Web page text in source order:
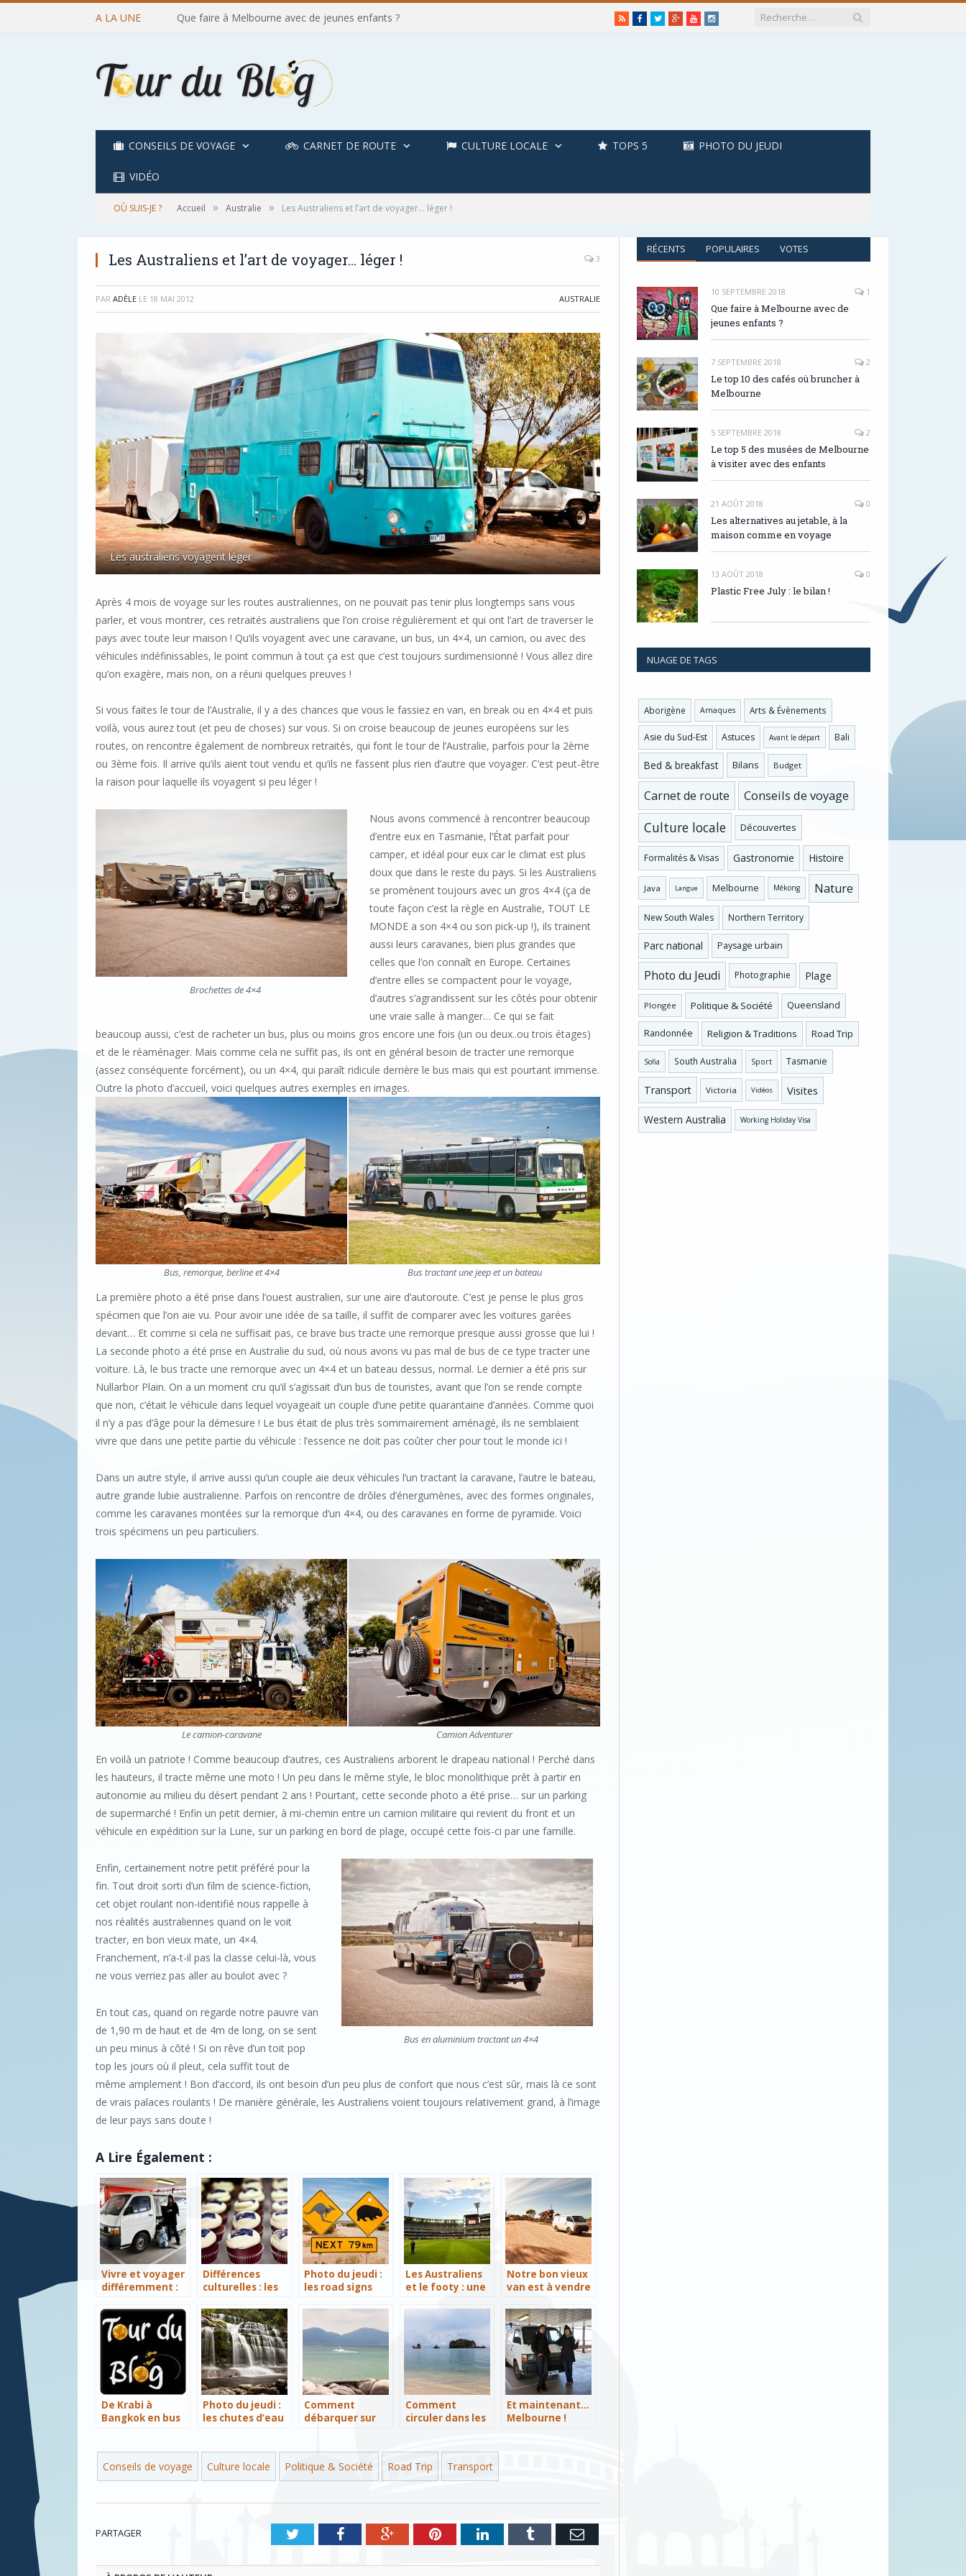
A LA UNE Que faire à Melbourne avec de jeunes enfants ? RSSFacebook
TwitterGoogle+YoutubeInstagram
CONSEILS DE VOYAGE CARNET DE ROUTE CULTURE LOCALE TOPS 5 PHOTO DU JEUDI
VIDÉO
OÙ SUIS-JE ? Accueil » Australie » Les Australiens et l’art de voyager… léger !
Les Australiens et l’art de voyager… léger ! 3
PAR ADÈLE LE 18 MAI 2012 AUSTRALIE
Les australiens voyagent léger
Après 4 mois de voyage sur les routes australiennes, on ne pouvait pas tenir plus longtemps sans vous
parler, et vous montrer, ces retraités australiens que l’on croise régulièrement et qui ont l’art de traverser le
pays avec toute leur maison ! Qu’ils voyagent avec une caravane, un bus, un 4×4, un camion, ou avec des
véhicules indéfinissables, le point commun à tout ça est que c’est toujours surdimensionné ! Vous allez dire
qu’on exagère, mais non, on a réuni quelques preuves !
Si vous faites le tour de l’Australie, il y a des chances que vous le fassiez en van, en break ou en 4×4 et puis
voilà, vous aurez tout (et peu de choses) sur vous. Si on croise beaucoup de jeunes européens sur les
routes, on rencontre également de nombreux retraités, qui font le tour de l’Australie, parfois pour la 2ème
ou 3ème fois. Il arrive qu’ils aient tout vendu et qu’ils ne fassent plus rien d’autre que voyager. C’est peut-être
la raison pour laquelle ils voyagent si peu léger !
Brochettes de 4×4
Nous avons commencé à rencontrer beaucoup
d’entre eux en Tasmanie, l’État parfait pour
camper, et idéal pour eux car le climat est plus
doux que dans le reste du pays. Si les Australiens
se promènent toujours avec un gros 4×4 (ça de
toute façon c’est la règle en Australie, TOUT LE
MONDE a son 4×4 ou son pick-up !), ils trainent
aussi leurs caravanes, bien plus grandes que
celles que l’on connaît en Europe. Certaines
d’entre elles se compactent pour le voyage,
d’autres s’agrandissent sur les côtés pour obtenir
une vraie salle à manger… Ce qui se fait
beaucoup aussi, c’est de racheter un bus, plus ou moins gros encore une fois (un ou deux..ou trois étages)
et de le réaménager. Mais comme cela ne suffit pas, ils ont en général besoin de tracter une remorque
(assez conséquente forcément), ou un 4×4, qui paraît ridicule derrière le bus mais qui est pourtant immense.
Outre la photo d’accueil, voici quelques autres exemples en images.
Bus, remorque, berline et 4×4 Bus tractant une jeep et un bateau
La première photo a été prise dans l’ouest australien, sur une aire d’autoroute. C’est je pense le plus gros
spécimen que l’on aie vu. Pour avoir une idée de sa taille, il suffit de comparer avec les voitures garées
devant… Et comme si cela ne suffisait pas, ce brave bus tracte une remorque presque aussi grosse que lui !
La seconde photo a été prise en Australie du sud, où nous avons vu pas mal de bus de ce type tracter une
voiture. Là, le bus tracte une remorque avec un 4×4 et un bateau dessus, normal. Le dernier a été pris sur
Nullarbor Plain. On a un moment cru qu’il s’agissait d’un bus de touristes, avant que l’on se rende compte
que non, c’était le véhicule dans lequel voyageait un couple d’une petite quarantaine d’années. Comme quoi
il n’y a pas d’âge pour la démesure ! Le bus était de plus très sommairement aménagé, ils ne semblaient
vivre que dans une petite partie du véhicule : l’essence ne doit pas coûter cher pour tout le monde ici !
Dans un autre style, il arrive aussi qu’un couple aie deux véhicules l’un tractant la caravane, l’autre le bateau,
autre grande lubie australienne. Parfois on rencontre de drôles d’énergumènes, avec des formes originales,
comme les caravanes montées sur la remorque d’un 4×4, ou des caravanes en forme de pyramide. Voici
trois spécimens un peu particuliers.
Le camion-caravane Camion Adventurer
En voilà un patriote ! Comme beaucoup d’autres, ces Australiens arborent le drapeau national ! Perché dans
les hauteurs, il tracte même une moto ! Un peu dans le même style, le bloc monolithique prêt à partir en
autonomie au milieu du désert pendant 2 ans ! Pourtant, cette seconde photo a été prise… sur un parking
de supermarché ! Enfin un petit dernier, à mi-chemin entre un camion militaire qui revient du front et un
véhicule en expédition sur la Lune, sur un parking en bord de plage, occupé cette fois-ci par une famille.
Bus en aluminium tractant un 4×4
Enfin, certainement notre petit préféré pour la
fin. Tout droit sorti d’un film de science-fiction,
cet objet roulant non-identifié nous rappelle à
nos réalités australiennes quand on le voit
tracter, en bon vieux mate, un 4×4.
Franchement, n’a-t-il pas la classe celui-là, vous
ne vous verriez pas aller au boulot avec ?
En tout cas, quand on regarde notre pauvre van
de 1,90 m de haut et de 4m de long, on se sent
un peu minus à côté ! Si on rêve d’un toit pop
top les jours où il pleut, cela suffit tout de
même amplement ! Bon d’accord, ils ont besoin d’un peu plus de confort que nous c’est sûr, mais là ce sont
de vrais palaces roulants ! De manière générale, les Australiens voient toujours relativement grand, à l’image
de leur pays sans doute !
A Lire Également :
Vivre et voyager
différemment :
les autres ?
Différences
culturelles : les
versus les
Français
Photo du jeudi :
les road signs
Les Australiens
et le footy : une
Notre bon vieux
van est à vendre
De Krabi à
Bangkok en bus
Photo du jeudi :
les chutes d’eau
lissage de l’eau
Comment
débarquer sur
Comment
circuler dans les
Et maintenant…
Melbourne !
Conseils de voyage Culture locale Politique & Société Road Trip Transport
PARTAGER Twitter FacebookGoogle+PinterestLinkedInTumblr e-
RÉCENTS POPULAIRES VOTES
10 SEPTEMBRE 2018 1
Que faire à Melbourne avec de
jeunes enfants ?
7 SEPTEMBRE 2018 2
Le top 10 des cafés où bruncher à
Melbourne
5 SEPTEMBRE 2018 2
Le top 5 des musées de Melbourne
à visiter avec des enfants
21 AOÛT 2018 0
Les alternatives au jetable, à la
maison comme en voyage
13 AOÛT 2018 0
Plastic Free July : le bilan !
NUAGE DE TAGS
Aborigène Arnaques Arts & Évènements
Asie du Sud-Est Astuces Avant le départ Bali
Bed & breakfast Bilans Budget
Carnet de route Conseils de voyage
Culture locale Découvertes
Formalités & Visas Gastronomie Histoire
Java Langue Melbourne Mékong Nature
New South Wales Northern Territory
Parc national Paysage urbain
Photo du Jeudi Photographie Plage
Plongée Politique & Société Queensland
Randonnée Religion & Traditions Road Trip
Sofia South Australia Sport Tasmanie
Transport Victoria Vidéos Visites
Western Australia Working Holiday Visa